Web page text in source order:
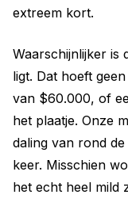
extreem kort.
Waarschijnlijker is
ligt. Dat hoeft
van $60.000, of
het plaatje. Onze
daling van rond
keer. Misschien
het echt heel mild